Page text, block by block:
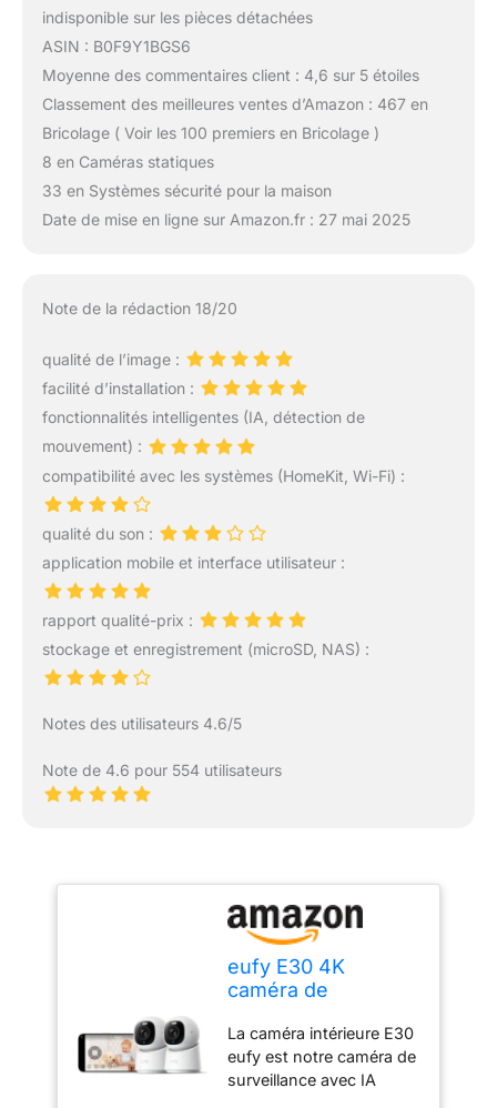
indisponible sur les pièces détachées
ASIN : B0F9Y1BGS6
Moyenne des commentaires client : 4,6 sur 5 étoiles
Classement des meilleures ventes d’Amazon : 467 en
Bricolage ( Voir les 100 premiers en Bricolage )
8 en Caméras statiques
33 en Systèmes sécurité pour la maison
Date de mise en ligne sur Amazon.fr : 27 mai 2025
Note de la rédaction 18/20
qualité de l’image :
facilité d’installation :
fonctionnalités intelligentes (IA, détection de
mouvement) :
compatibilité avec les systèmes (HomeKit, Wi-Fi) :
qualité du son :
application mobile et interface utilisateur :
rapport qualité-prix :
stockage et enregistrement (microSD, NAS) :
Notes des utilisateurs 4.6/5
Note de 4.6 pour 554 utilisateurs
eufy E30 4K
caméra de
intérieure, Paquet
de 2
La caméra intérieure E30
eufy est notre caméra de
surveillance avec IA